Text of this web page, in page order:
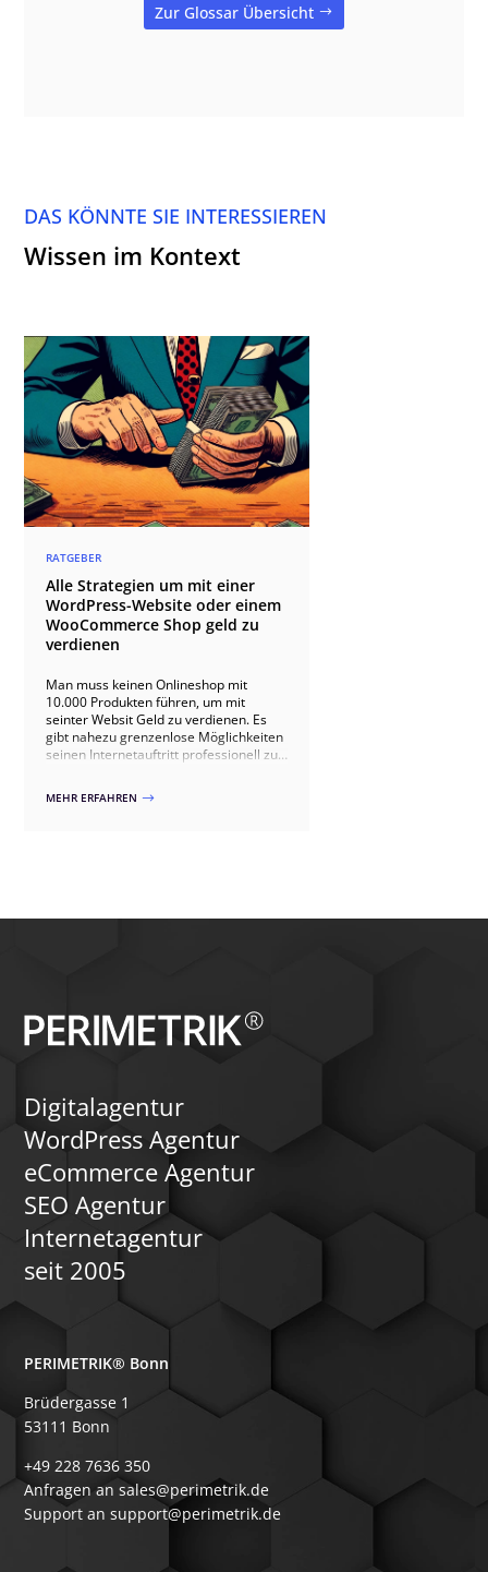
Zur Glossar Übersicht
DAS KÖNNTE SIE INTERESSIEREN
Wissen im Kontext
RATGEBER
Alle Strategien um mit einer
WordPress-Website oder einem
WooCommerce Shop geld zu
verdienen
Man muss keinen Onlineshop mit
10.000 Produkten führen, um mit
seinter Websit Geld zu verdienen. Es
gibt nahezu grenzenlose Möglichkeiten
seinen Internetauftritt professionell zu
Webseite Geld verdienen kann.
MEHR ERFAHREN $
Digitalagentur
WordPress Agentur
eCommerce Agentur
SEO Agentur
Internetagentur
seit 2005
PERIMETRIK® Bonn
Brüdergasse 1
53111 Bonn
+49 228 7636 350
Anfragen an sales@perimetrik.de
Support an support@perimetrik.de